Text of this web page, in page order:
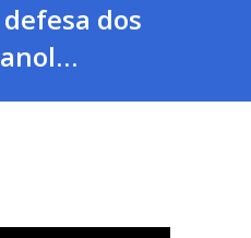
dos